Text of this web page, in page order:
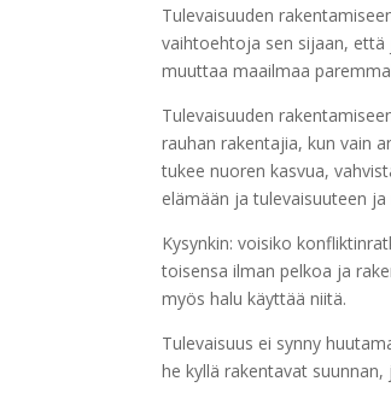
Tulevaisuuden
vaihtoehtoja sen sijaan, että
muuttaa maailmaa
Tulevaisuuden
rauhan rakentajia, kun vain
tukee nuoren kasvua,
elämään ja tulevaisuuteen
Kysynkin: voisiko
toisensa ilman pelkoa ja
myös halu käyttää niitä.
Tulevaisuus ei synny
he kyllä rakentavat